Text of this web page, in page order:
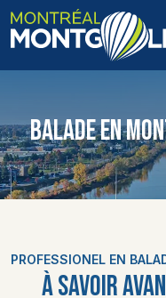
QUI SOMMES-
FAQ
PHOTOS ET
BALADE EN
PROFESSIONEL EN
À SAVOIR